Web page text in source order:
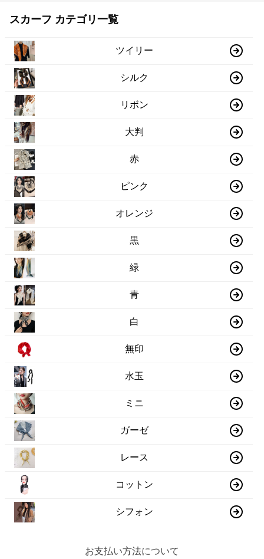
スカーフ カテゴリ一覧
ツイリー
シルク
リボン
大判
赤
ピンク
オレンジ
黒
緑
青
白
無印
水玉
ミニ
ガーゼ
レース
コットン
シフォン
お支払い方法について